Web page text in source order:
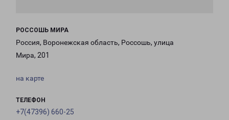
РОССОШЬ МИРА
Россия, Воронежская область, Россошь, улица
Мира, 201
на карте
ТЕЛЕФОН
+7(47396) 660-25